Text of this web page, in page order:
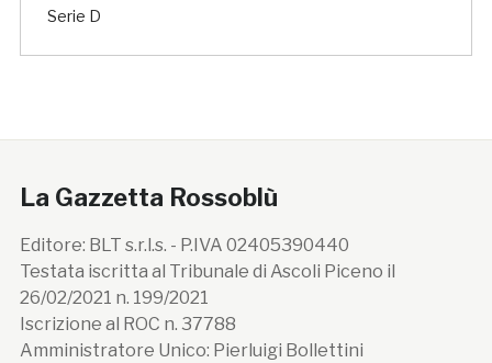
Serie D
La Gazzetta Rossoblù
Editore: BLT s.r.l.s. - P.IVA 02405390440
Testata iscritta al Tribunale di Ascoli Piceno il
26/02/2021 n. 199/2021
Iscrizione al ROC n. 37788
Amministratore Unico: Pierluigi Bollettini